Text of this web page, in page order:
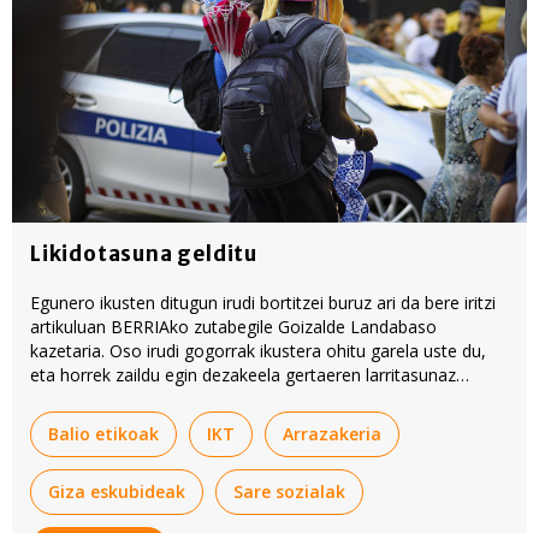
Likidotasuna gelditu
Egunero ikusten ditugun irudi bortitzei buruz ari da bere iritzi
artikuluan BERRIAko zutabegile Goizalde Landabaso
kazetaria. Oso irudi gogorrak ikustera ohitu garela uste du,
eta horrek zaildu egin dezakeela gertaeren larritasunaz
Balio etikoak
IKT Arrazakeria
Giza eskubideak Sare sozialak